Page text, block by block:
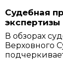
Судебная
экспертизы
В обзорах
Верховного